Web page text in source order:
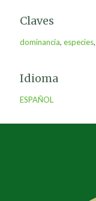
Claves
dominancia, especies
Idioma
ESPAÑOL